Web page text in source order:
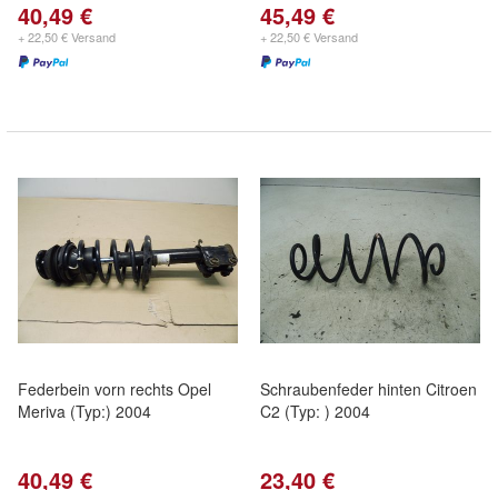
40,49 €
+ 22,50 € Versand
45,49 €
+ 22,50 € Versand
Federbein vorn rechts Opel
Meriva (Typ:) 2004
40,49 €
Schraubenfeder hinten Citroen
C2 (Typ: ) 2004
23,40 €